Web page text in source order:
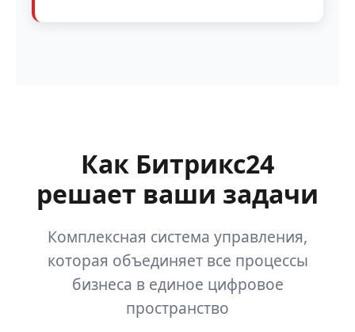
Как Битрикс24
решает ваши задачи
Комплексная система управления,
которая объединяет все процессы
бизнеса в единое цифровое
пространство